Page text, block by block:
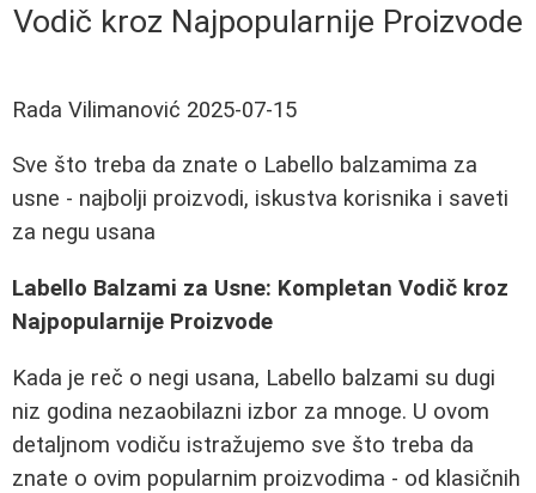
Vodič kroz Najpopularnije Proizvode
Rada Vilimanović 2025-07-15
Sve što treba da znate o Labello balzamima za
usne - najbolji proizvodi, iskustva korisnika i saveti
za negu usana
Labello Balzami za Usne: Kompletan Vodič kroz
Najpopularnije Proizvode
Kada je reč o negi usana, Labello balzami su dugi
niz godina nezaobilazni izbor za mnoge. U ovom
detaljnom vodiču istražujemo sve što treba da
znate o ovim popularnim proizvodima - od klasičnih